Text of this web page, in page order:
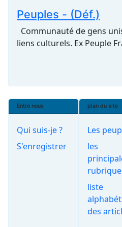
Peuples - (Déf.)
Communauté de gens
liens culturels. Ex Peuple
Entre nous
Qui suis-je ?
S'enregistrer
plan du site
Les
les
liste
des